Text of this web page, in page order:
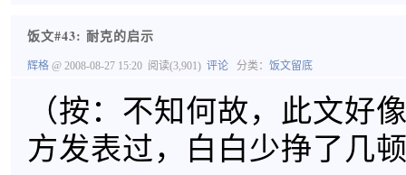
饭文#43: 耐克的启示
辉格 @ 2008-08-27 15:20 阅读(3,901) 评论 分类： 饭文留底
（按：不知何故，此文好
方发表过，白白少挣了几